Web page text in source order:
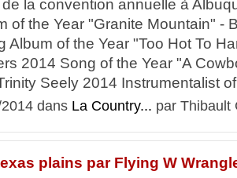
de la convention annuelle à
of the Year "Granite Mountain" -
Album of the Year "Too Hot To
2014 Song of the Year "A
Seely 2014 Instrumentalist
dans La Country... par
plains par Flying W